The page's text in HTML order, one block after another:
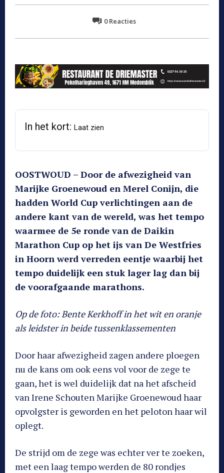
0Reacties
In het kort: Laat zien
OOSTWOUD – Door de afwezigheid van
Marijke Groenewoud en Merel Conijn, die
hadden World Cup verlichtingen aan de
andere kant van de wereld, was het tempo
waarmee de 5e ronde van de Daikin
Marathon Cup op het ijs van De Westfries
in Hoorn werd verreden eentje waarbij het
tempo duidelijk een stuk lager lag dan bij
de voorafgaande marathons.
Op de foto: Bente Kerkhoff in het wit en oranje
als leidster in beide tussenklassementen
Door haar afwezigheid zagen andere ploegen
nu de kans om ook eens vol voor de zege te
gaan, het is wel duidelijk dat na het afscheid
van Irene Schouten Marijke Groenewoud haar
opvolgster is geworden en het peloton haar wil
oplegt.
De strijd om de zege was echter ver te zoeken,
met een laag tempo werden de 80 rondjes